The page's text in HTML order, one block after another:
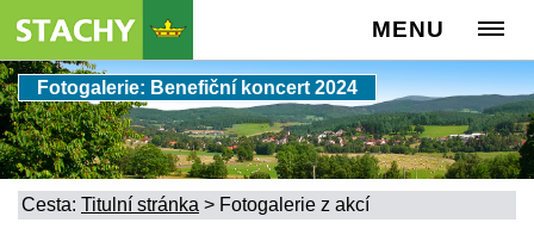
MENU
Fotogalerie: Benefiční koncert 2024
Cesta: Titulní stránka > Fotogalerie z akcí